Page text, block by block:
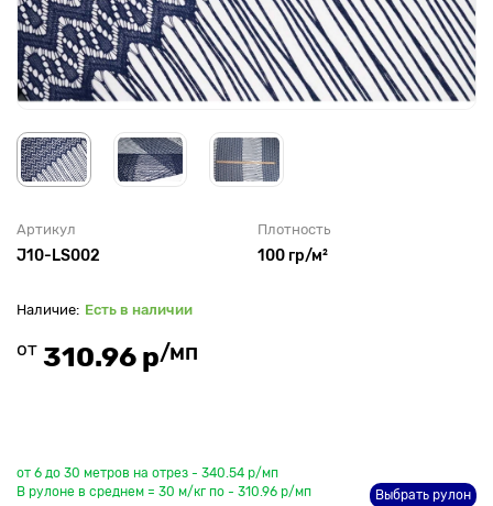
Артикул
J10-LS002
Плотность
100 гр/м²
Есть в наличии
от 310.96 р/мп
от 6 до 30 метров на отрез - 340.54 р/мп
В рулоне в среднем = 30 м/кг по - 310.96 р/мп
Выбрать рулон